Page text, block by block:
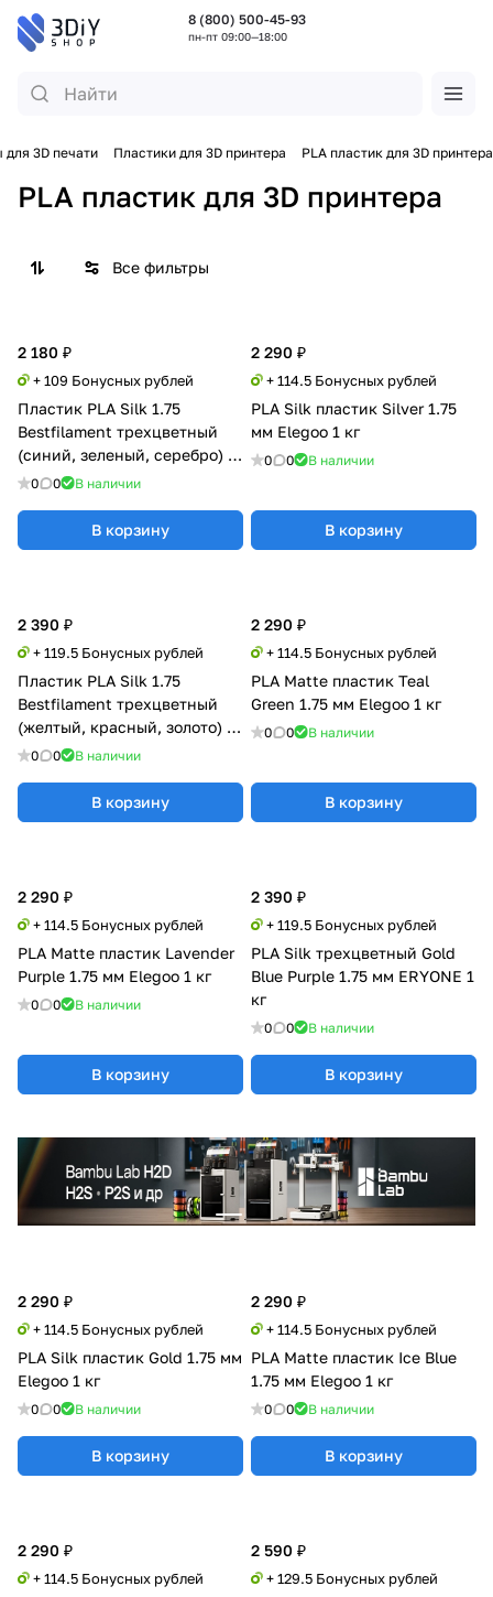
8 (800) 500-45-93
пн-пт 09:00—18:00
3D печати Пластики для 3D принтера PLA пластик для 3D принтера
PLA пластик для 3D принтера
Все фильтры
2 180 ₽
+ 109 Бонусных рублей
Пластик PLA Silk 1.75
Bestfilament трехцветный
(синий, зеленый, серебро) 1
кг0 0 В наличии
В корзину
2 290 ₽
+ 114.5 Бонусных рублей
PLA Silk пластик Silver 1.75
мм Elegoo 1 кг
0 0 В наличии
В корзину
2 390 ₽
+ 119.5 Бонусных рублей
Пластик PLA Silk 1.75
Bestfilament трехцветный
(желтый, красный, золото) 1
кг0 0 В наличии
В корзину
2 290 ₽
+ 114.5 Бонусных рублей
PLA Matte пластик Teal
Green 1.75 мм Elegoo 1 кг
0 0 В наличии
В корзину
2 290 ₽
+ 114.5 Бонусных рублей
PLA Matte пластик Lavender
Purple 1.75 мм Elegoo 1 кг
0 0 В наличии
В корзину
2 390 ₽
+ 119.5 Бонусных рублей
PLA Silk трехцветный Gold
Blue Purple 1.75 мм ERYONE 1
кг
0 0 В наличии
В корзину
2 290 ₽
+ 114.5 Бонусных рублей
PLA Silk пластик Gold 1.75 мм
Elegoo 1 кг
0 0 В наличии
В корзину
2 290 ₽
+ 114.5 Бонусных рублей
PLA Matte пластик Ice Blue
1.75 мм Elegoo 1 кг
0 0 В наличии
В корзину
2 290 ₽
+ 114.5 Бонусных рублей
2 590 ₽
+ 129.5 Бонусных рублей